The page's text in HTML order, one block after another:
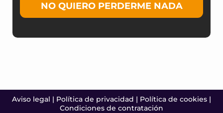
NO QUIERO PERDERME NADA
Aviso legal | Política de privacidad | Política de cookies |
Condiciones de contratación